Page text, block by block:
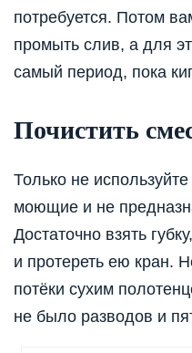
потребуется. Потом
промыть слив, а для
самый период, пока
Почистить
Только не
моющие и не
Достаточно взять
и протереть ею кран.
потёки сухим
не было разводов и